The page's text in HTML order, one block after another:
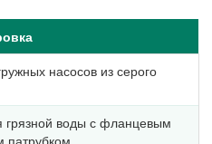
насосов из серого
грязной воды с фланцевым